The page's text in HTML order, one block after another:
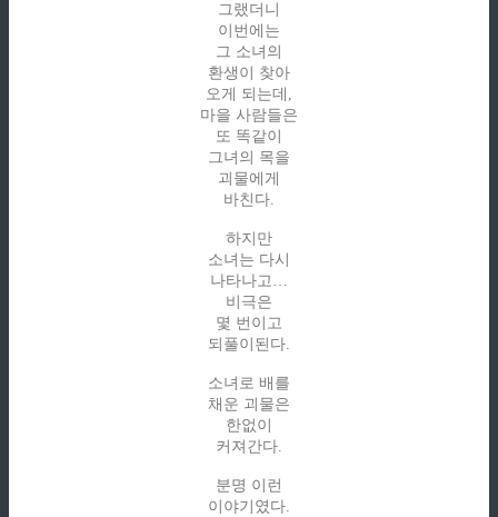
그랬더니
이번에는
그 소녀의
환생이 찾아
오게 되는데,
마을 사람들은
또 똑같이
그녀의 목을
괴물에게
바친다.
하지만
소녀는 다시
나타나고…
비극은
몇 번이고
되풀이된다.
소녀로 배를
채운 괴물은
한없이
커져간다.
분명 이런
이야기였다.